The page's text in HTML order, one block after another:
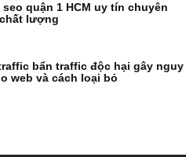
quận 1 HCM uy tín chuyên
lượng
bẩn traffic độc hại gây nguy
web và cách loại bỏ